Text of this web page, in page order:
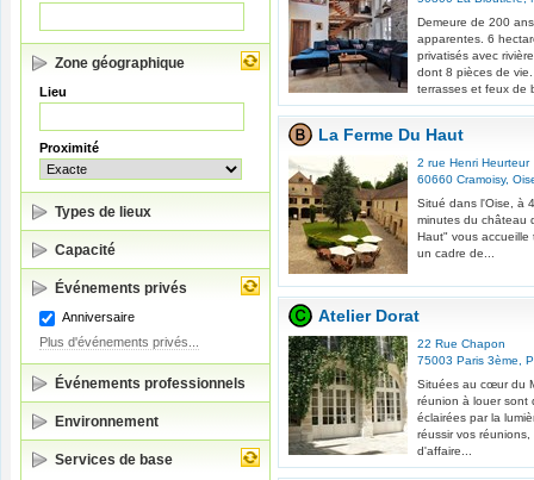
Zone géographique
Lieu
Proximité
Types de lieux
Capacité
Événements privés
Anniversaire
Plus d'événements privés...
Événements professionnels
Environnement
Services de base
Demeure de 200
apparentes. 6
privatisés avec
dont 8 pièces de
terrasses et feux de
La Ferme Du Haut
2 rue Henri Heurteur
60660 Cramoisy,
Situé dans l'Oise, à
minutes du château
Haut" vous
un cadre de...
Atelier Dorat
22 Rue Chapon
75003 Paris 3ème
Situées au cœur du
réunion à louer sont
éclairées par la
réussir vos
d'affaire...